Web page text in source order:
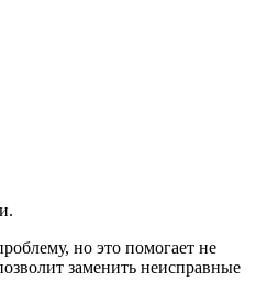
но это помогает не
заменить неисправные